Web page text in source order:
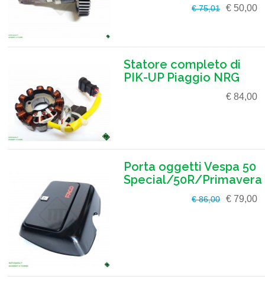
€ 75,01 € 50,00
Statore completo di
PIK-UP Piaggio NRG
€ 84,00
Porta oggetti Vespa 50
Special/50R/Primavera
€ 86,00 € 79,00